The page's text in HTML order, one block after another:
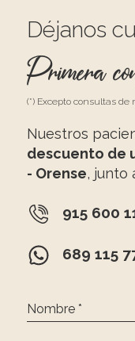
Déjanos
Primera
(*) Excepto consultas de
Nuestros
descuento de
- Orense, junto
915 600
689 115
Nombre *